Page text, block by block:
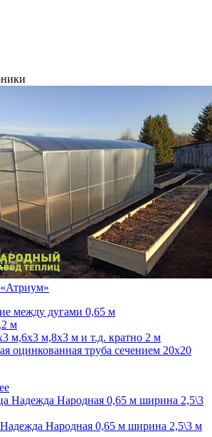
между дугами 0,65 м
м
м,6х3 м,8х3 м и т.д. кратно 2 м
оцинкованная труба сечением 20х20
Народная 0,65 м ширина 2,5\3 м